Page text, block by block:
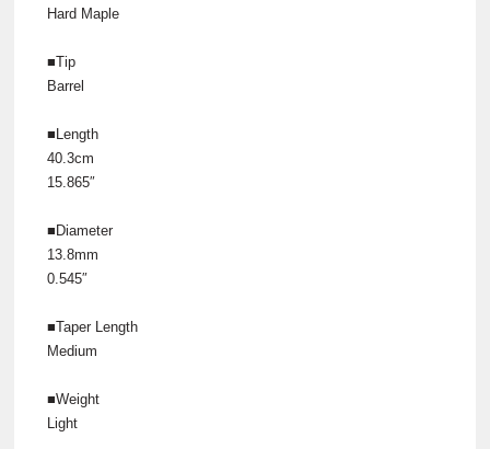
Hard Maple
■Tip
Barrel
■Length
40.3cm
15.865″
■Diameter
13.8mm
0.545″
■Taper Length
Medium
■Weight
Light